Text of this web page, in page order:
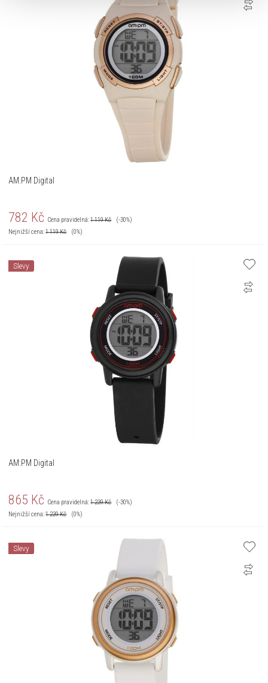
AM:PM Digital
782 Kč Cena pravidelná:1 119Kč
(-30%)
Nejnižší cena:1 119Kč (0%)
Slevy
AM:PM Digital
865 Kč Cena pravidelná:1 239Kč
(-30%)
Nejnižší cena:1 239Kč (0%)
Slevy